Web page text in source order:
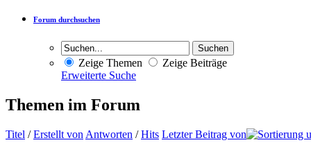
Forum durchsuchen
Zeige Themen
Zeige Beiträge
Erweiterte Suche
Themen im Forum
Titel /Erstellt von Antworten /Hits Letzter Beitrag von